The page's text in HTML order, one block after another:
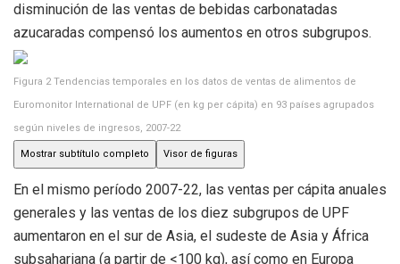
disminución de las ventas de bebidas carbonatadas
azucaradas compensó los aumentos en otros subgrupos.
Figura 2Tendencias temporales en los datos de ventas de alimentos de
Euromonitor International de UPF (en kg per cápita) en 93 países agrupados
según niveles de ingresos, 2007-22
Mostrar subtítulo completo Visor de figuras
En el mismo período 2007-22, las ventas per cápita anuales
generales y las ventas de los diez subgrupos de UPF
aumentaron en el sur de Asia, el sudeste de Asia y África
subsahariana (a partir de <100 kg), así como en Europa